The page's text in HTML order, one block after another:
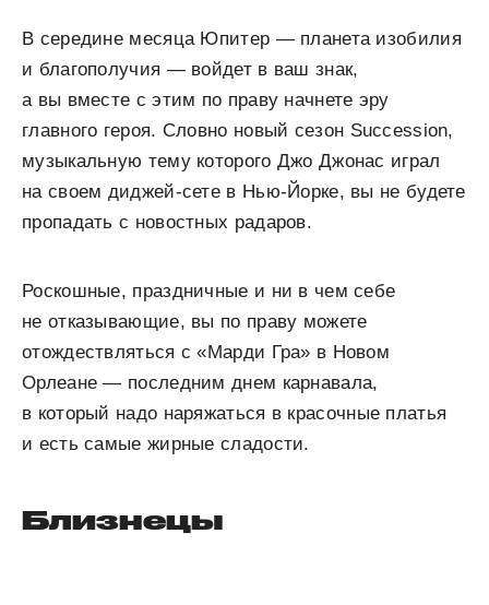
В середине месяца Юпитер — планета изобилия
и благополучия — войдет в ваш знак,
а вы вместе с этим по праву начнете эру
главного героя. Словно новый сезон Succession,
музыкальную тему которого Джо Джонас играл
на своем диджей-сете в Нью-Йорке, вы не будете
пропадать с новостных радаров.
Роскошные, праздничные и ни в чем себе
не отказывающие, вы по праву можете
отождествляться с «Марди Гра» в Новом
Орлеане — последним днем карнавала,
в который надо наряжаться в красочные платья
и есть самые жирные сладости.
Близнецы